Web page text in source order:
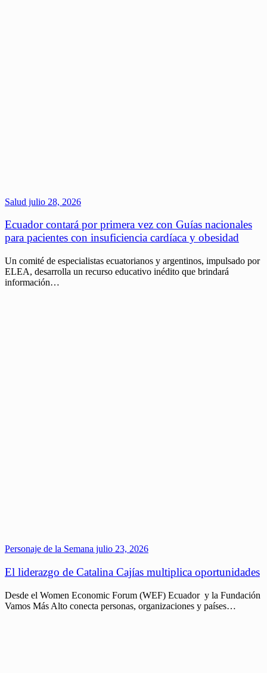
Salud julio 28, 2026
Ecuador contará por primera vez con Guías nacionales
para pacientes con insuficiencia cardíaca y obesidad
Un comité de especialistas ecuatorianos y argentinos, impulsado por
ELEA, desarrolla un recurso educativo inédito que brindará
información…
Personaje de la Semana julio 23, 2026
El liderazgo de Catalina Cajías multiplica oportunidades
Desde el Women Economic Forum (WEF) Ecuador y la Fundación
Vamos Más Alto conecta personas, organizaciones y países…